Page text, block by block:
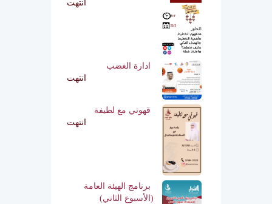
انتهت
ادارة الغضب
انتهت
قهوتي مع لطيفة
انتهت
برنامج الهيئة العامة
(الأسبوع الثاني)